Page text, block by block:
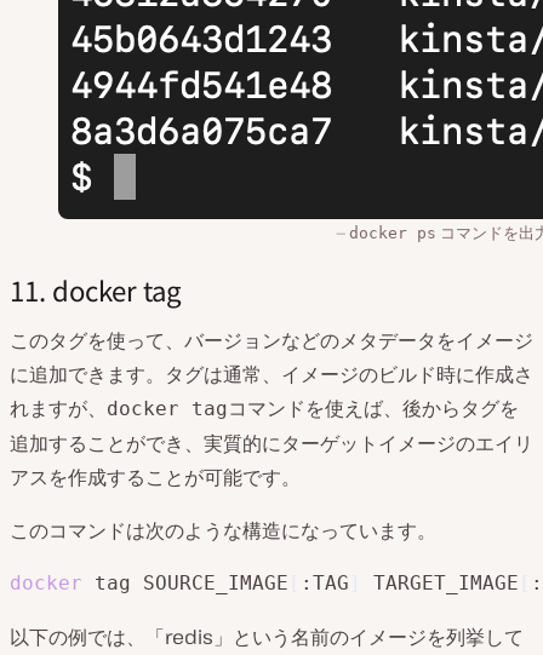
docker ps コマンドを出
11. docker tag
このタグを使って、バージョンなどのメタデータをイメージ
に追加できます。タグは通常、イメージのビルド時に作成さ
れますが、
docker tagコマンドを使えば、後からタグを
追加することができ、実質的にターゲットイメージのエイリ
アスを作成することが可能です。
このコマンドは次のような構造になっています。
docker tag SOURCE_IMAGE :TAG TARGET_IMAGE
以下の例では、「redis」という名前のイメージを列挙して